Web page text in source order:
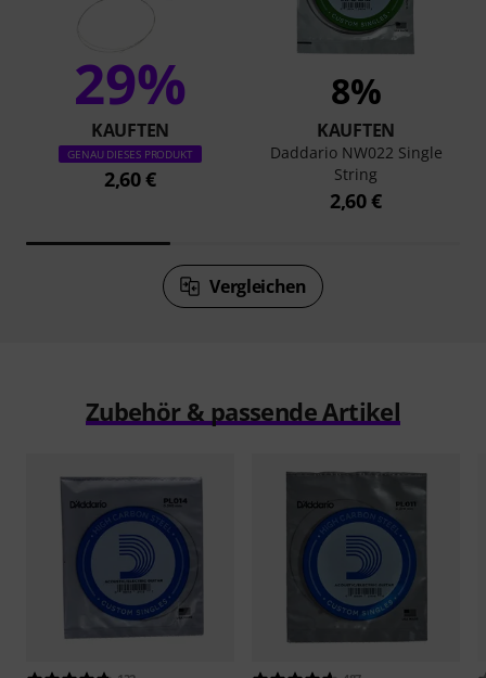
29%
KAUFTEN
GENAU DIESES PRODUKT
2,60 €
8%
KAUFTEN
Daddario NW022 Single
String
2,60 €
Vergleichen
Zubehör & passende Artikel